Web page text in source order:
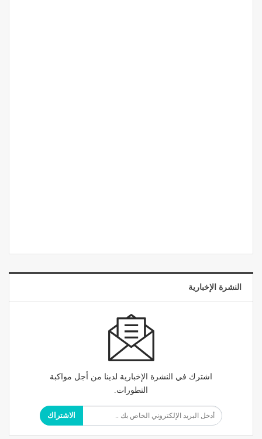
النشرة الإخبارية
اشترك في النشرة الإخبارية لدينا من أجل مواكبة
التطورات.
الاشتراك